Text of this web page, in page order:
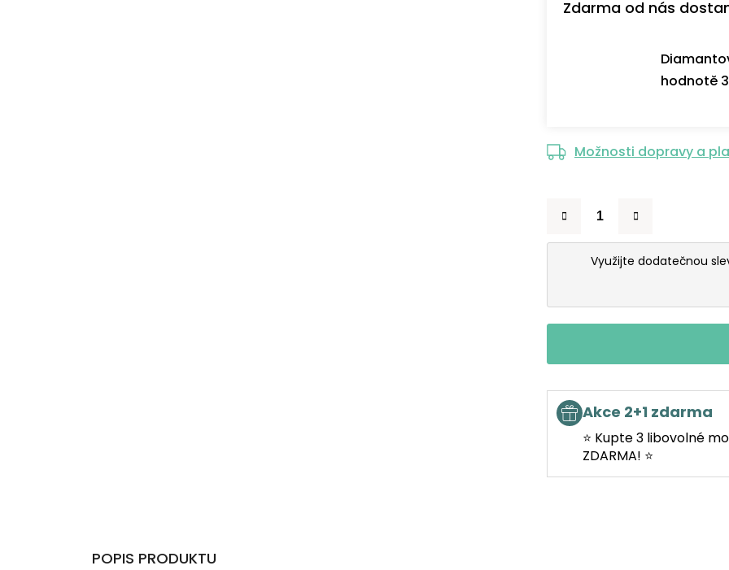
Zdarma od nás
hodnotě
Možnosti dopravy a
Využijte dodatečnou
Akce 2+1 zdarma
⭐ Kupte 3 libovolné
ZDARMA! ⭐
POPIS PRODUKTU